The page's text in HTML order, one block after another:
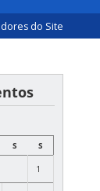
do Site
S S
1